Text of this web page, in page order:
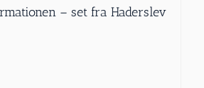
– set fra Haderslev